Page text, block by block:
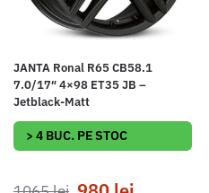
JANTA Ronal R65 CB58.1
7.0/17″ 4×98 ET35 JB –
Jetblack-Matt
> 4 BUC. PE STOC